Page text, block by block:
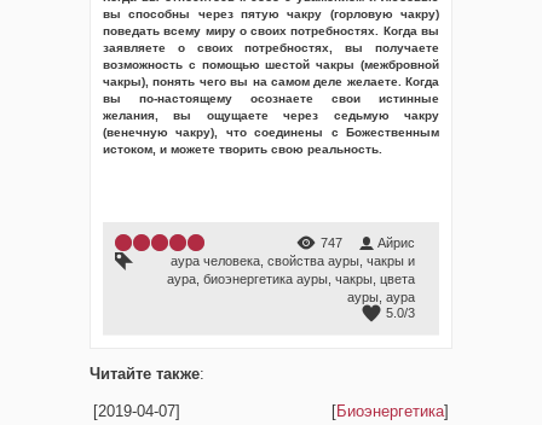
вы способны через пятую чакру (горловую чакру)
поведать всему миру о своих потребностях. Когда вы
заявляете о своих потребностях, вы получаете
возможность с помощью шестой чакры (межбровной
чакры), понять чего вы на самом деле желаете. Когда
вы по-настоящему осознаете свои истинные
желания, вы ощущаете через седьмую чакру
(венечную чакру), что соединены с Божественным
истоком, и можете творить свою реальность.
747
Айрис
аура человека свойства ауры чакры и
аура биоэнергетика ауры чакры цвета
ауры аура
5.0/3
Читайте также:
[2019-04-07] [Биоэнергетика]